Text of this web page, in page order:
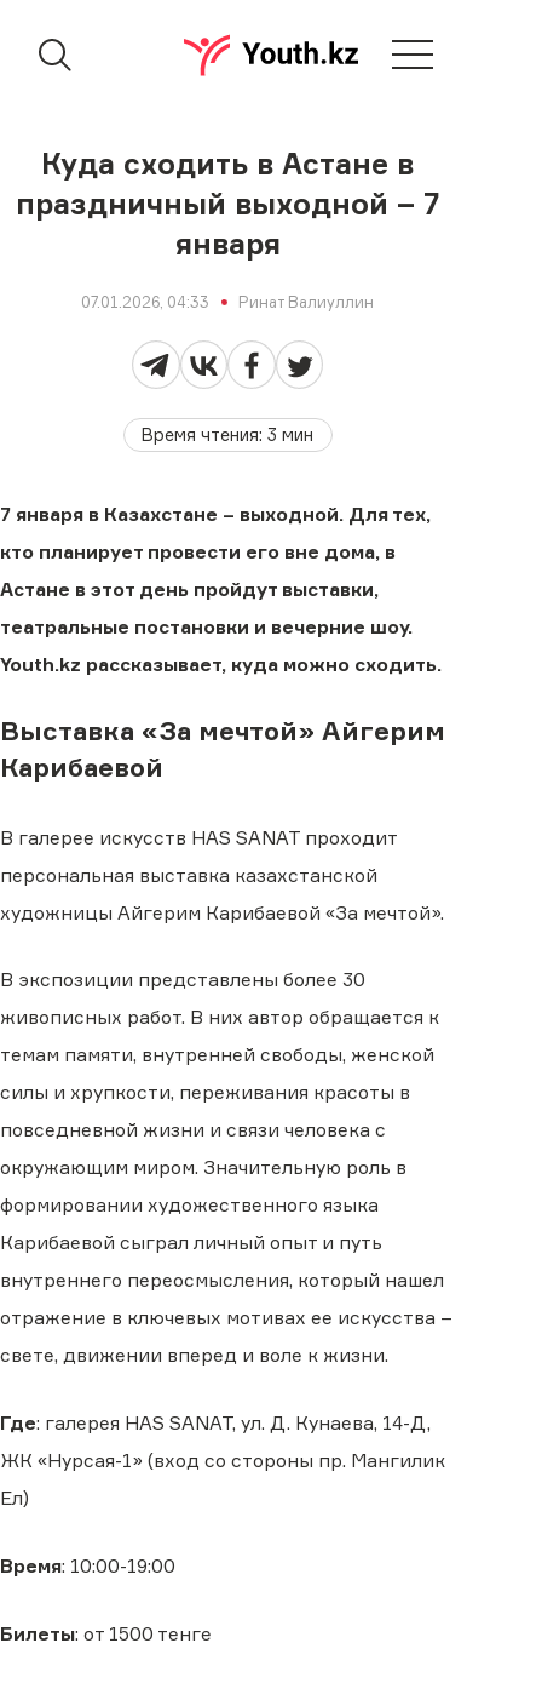
Куда сходить в Астане в
праздничный выходной – 7
января
07.01.2026, 04:33 Ринат Валиуллин
Время чтения:3 мин
7 января в Казахстане – выходной. Для тех,
кто планирует провести его вне дома, в
Астане в этот день пройдут выставки,
театральные постановки и вечерние шоу.
Youth.kz рассказывает, куда можно сходить.
Выставка «За мечтой» Айгерим
Карибаевой
В галерее искусств HAS SANAT проходит
персональная выставка казахстанской
художницы Айгерим Карибаевой «За мечтой».
В экспозиции представлены более 30
живописных работ. В них автор обращается к
темам памяти, внутренней свободы, женской
силы и хрупкости, переживания красоты в
повседневной жизни и связи человека с
окружающим миром. Значительную роль в
формировании художественного языка
Карибаевой сыграл личный опыт и путь
внутреннего переосмысления, который нашел
отражение в ключевых мотивах ее искусства –
свете, движении вперед и воле к жизни.
Где: галерея HAS SANAT, ул. Д. Кунаева, 14-Д,
ЖК «Нурсая-1» (вход со стороны пр. Мангилик
Ел)
Время: 10:00-19:00
Билеты: от 1500 тенге